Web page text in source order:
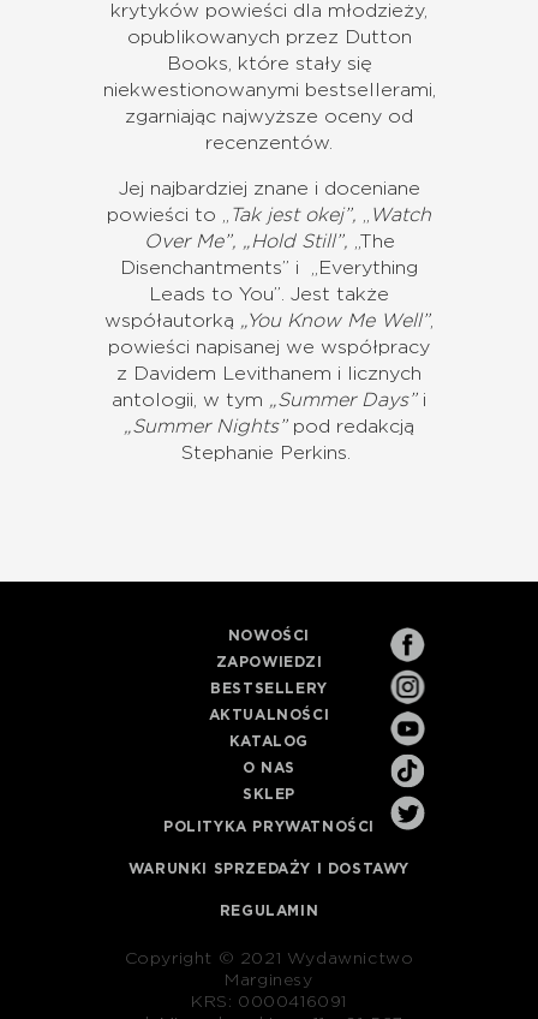
krytyków powieści dla młodzieży,
opublikowanych przez Dutton
Books, które stały się
niekwestionowanymi bestsellerami,
zgarniając najwyższe oceny od
recenzentów.
Jej najbardziej znane i doceniane
powieści to „
Tak jest okej”,
Watch
Over Me”, „Hold Still”, „The
Disenchantments” i „Everything
Leads to You”. Jest także
współautorką „You Know Me Well”,
powieści napisanej we współpracy
z Davidem Levithanem i licznych
antologii, w tym „Summer Days”i
„Summer Nights”pod redakcją
Stephanie Perkins.
NOWOŚCI
ZAPOWIEDZI
BESTSELLERY
AKTUALNOŚCI
KATALOG
O NAS
SKLEP
POLITYKA PRYWATNOŚCI
WARUNKI SPRZEDAŻY I DOSTAWY
REGULAMIN
Copyright © 2021 Wydawnictwo
Marginesy
KRS: 0000416091